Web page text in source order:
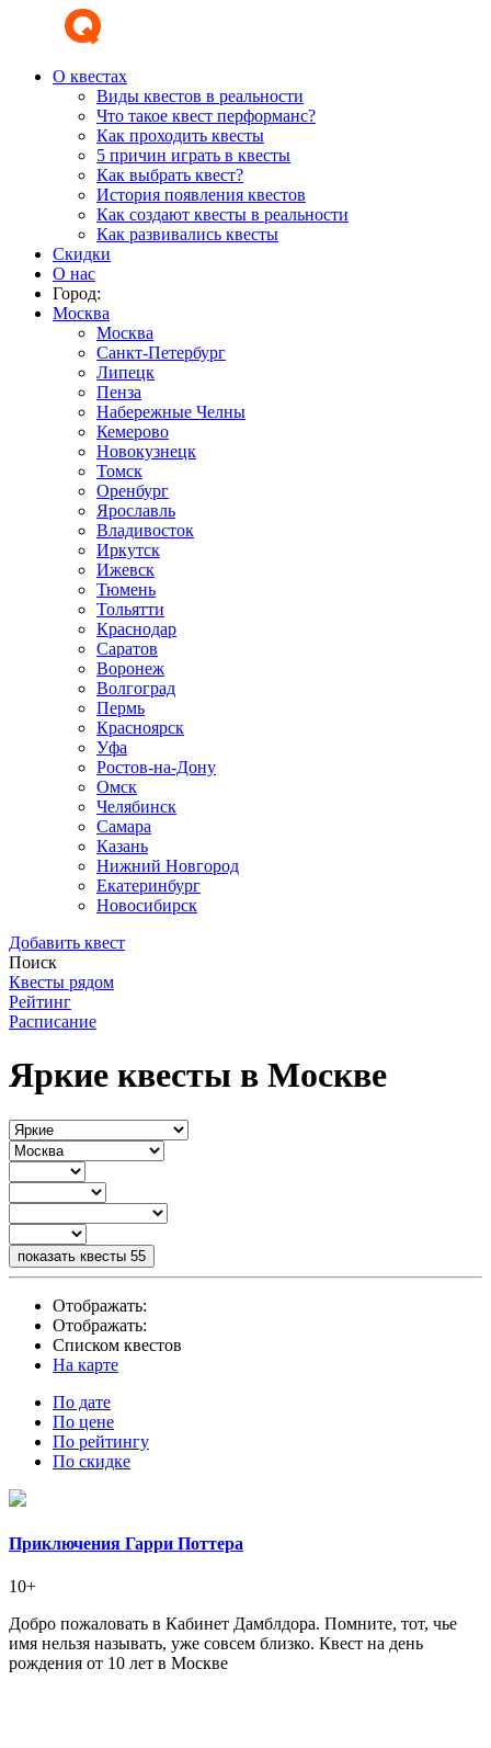
О квестах
Виды квестов в реальности
Что такое квест перформанс?
Как проходить квесты
5 причин играть в квесты
Как выбрать квест?
История появления квестов
Как создают квесты в реальности
Как развивались квесты
Скидки
О нас
Город:
Москва
Москва
Санкт-Петербург
Липецк
Пенза
Набережные Челны
Кемерово
Новокузнецк
Томск
Оренбург
Ярославль
Владивосток
Иркутск
Ижевск
Тюмень
Тольятти
Краснодар
Саратов
Воронеж
Волгоград
Пермь
Красноярск
Уфа
Ростов-на-Дону
Омск
Челябинск
Самара
Казань
Нижний Новгород
Екатеринбург
Новосибирск
Добавить квест
Поиск
Квесты рядом
Рейтинг
Расписание
Яркие квесты в Москве
показать квесты 55
Отображать:
Отображать:
Списком квестов
На карте
По дате
По цене
По рейтингу
По скидке
Приключения Гарри Поттера
10+
Добро пожаловать в Кабинет Дамблдора. Помните, тот, чье
имя нельзя называть, уже совсем близко. Квест на день
рождения от 10 лет в Москве